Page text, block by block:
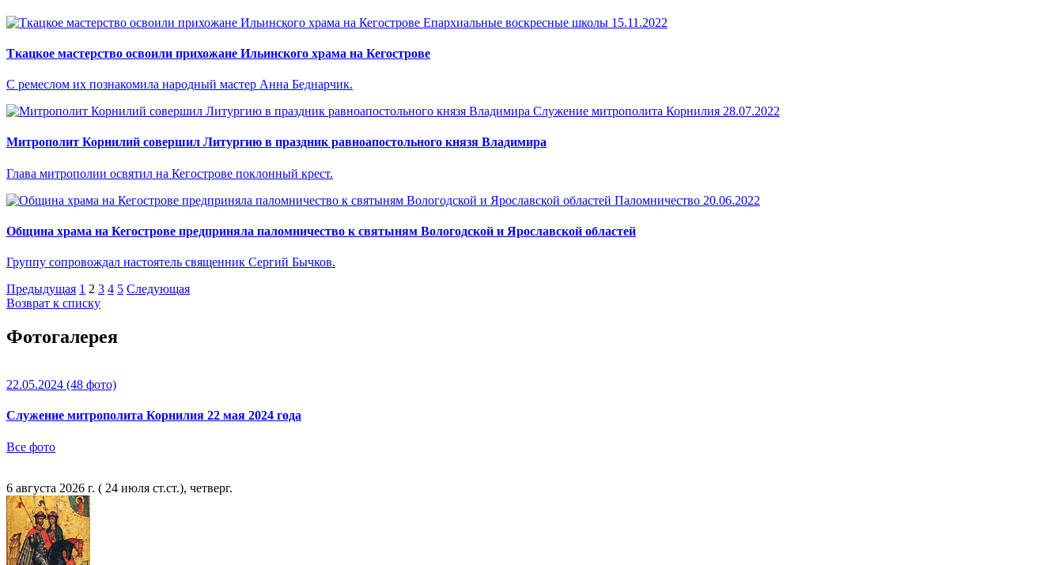
Епархиальные воскресные школы 15.11.2022
Ткацкое мастерство освоили прихожане Ильинского храма на Кегострове
С ремеслом их познакомила народный мастер Анна Беднарчик.
Служение митрополита Корнилия 28.07.2022
Митрополит Корнилий совершил Литургию в праздник равноапостольного князя Владимира
Глава митрополии освятил на Кегострове поклонный крест.
Паломничество 20.06.2022
Община храма на Кегострове предприняла паломничество к святыням Вологодской и Ярославской областей
Группу сопровождал настоятель священник Сергий Бычков.
Предыдущая 1 2 3 4 5 Следующая
Возврат к списку
Фотогалерея
22.05.2024 (48 фото)
Служение митрополита Корнилия 22 мая 2024 года
Все фото
6 августа 2026 г. ( 24 июля ст.ст.), четверг.